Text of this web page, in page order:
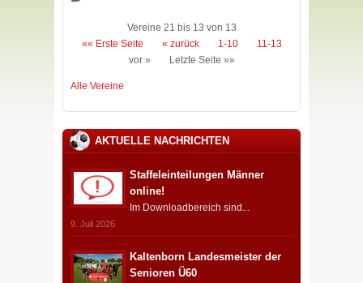
Vereine 21 bis 13 von 13
«« Erste Seite
« zurück 1-10
11-13
vor »
Letzte Seite »»
Alle Vereine
AKTUELLE NACHRICHTEN
Staffeleinteilungen Männer
online!
Im Downloadbereich sind...
9. Juli 2026
Kaltenborn Landesmeister der
Senioren Ü60